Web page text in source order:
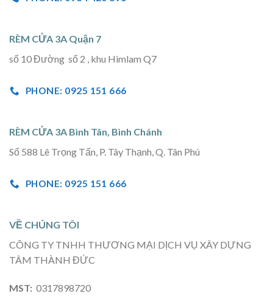
RÈM CỬA 3A Quận 7
số 10 Đường số 2 , khu Himlam Q7
PHONE: 0925 151 666
RÈM CỬA 3A Bình Tân, Bình Chánh
Số 588 Lê Trọng Tấn, P. Tây Thạnh, Q. Tân Phú
PHONE: 0925 151 666
VỀ CHÚNG TÔI
CÔNG TY TNHH THƯƠNG MẠI DỊCH VỤ XÂY DỰNG
TÂM THÀNH ĐỨC
MST: 0317898720